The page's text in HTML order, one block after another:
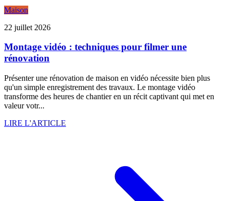
Maison
22 juillet 2026
Montage vidéo : techniques pour filmer une
rénovation
Présenter une rénovation de maison en vidéo nécessite bien plus
qu'un simple enregistrement des travaux. Le montage vidéo
transforme des heures de chantier en un récit captivant qui met en
valeur votr...
LIRE L'ARTICLE